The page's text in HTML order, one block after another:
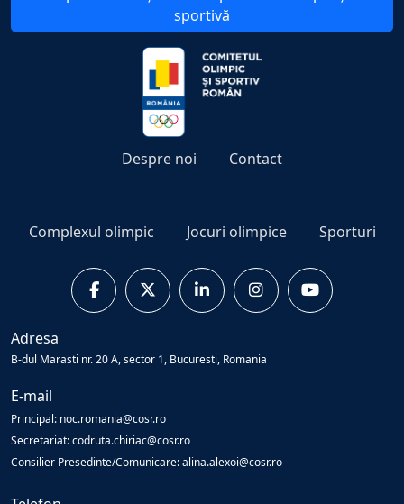
sportivă
Despre noi Contact
Complexul olimpic Jocuri olimpice Sporturi
Adresa
B-dul Marasti nr. 20 A, sector 1, Bucuresti, Romania
E-mail
Principal: noc.romania@cosr.ro
Secretariat: codruta.chiriac@cosr.ro
Consilier Presedinte/Comunicare: alina.alexoi@cosr.ro